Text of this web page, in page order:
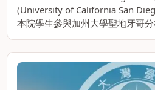
(University of California San
本院學生參與加州大學聖地牙哥
UCSD錄取，學生將於。。